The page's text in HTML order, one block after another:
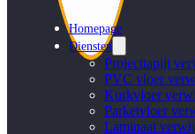
Homepage
Diensten
Projecttapijt
PVC vloer
Kurkvloer
Parketvloer
Laminaat